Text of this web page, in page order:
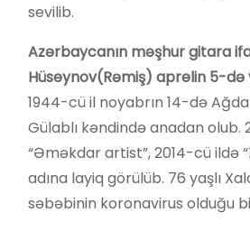
sevilib.
Azərbaycanın məşhur gitara
Hüseynov(Rəmiş) aprelin 5-
1944-cü il noyabrın 14-də
Gülablı kəndində anadan olub.
“Əməkdar artist”, 2014-cü ildə
adına layiq görülüb. 76 yaşlı
səbəbinin koronavirus olduğu